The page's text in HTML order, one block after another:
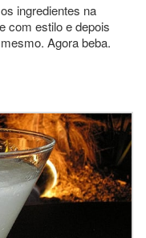
ingredientes na
com estilo e depois
Agora beba.